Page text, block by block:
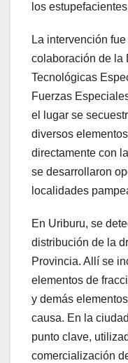
los
La intervención
colaboración de la
Tecnológicas
Fuerzas
el lugar se
diversos
directamente con
se desarrollaron
localidades
En Uriburu, se
distribución de la
Provincia. Allí se
elementos de
y demás
causa. En la
punto clave,
comercialización